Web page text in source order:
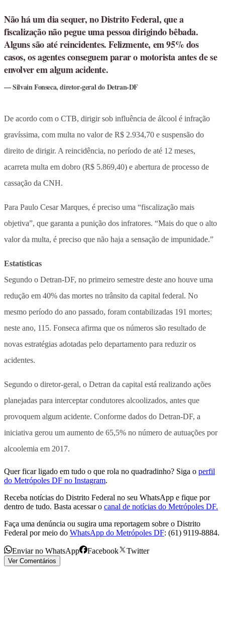
Não há um dia sequer, no Distrito Federal, que a
fiscalização não pegue uma pessoa dirigindo bêbada.
Alguns são até reincidentes. Felizmente, em 95% dos
casos, os agentes conseguem parar o motorista antes de se
envolver em algum acidente.
Silvain Fonseca, diretor-geral do Detran-DF
De acordo com o CTB, dirigir sob influência de álcool é infração
gravíssima, com multa no valor de R$ 2.934,70 e suspensão do
direito de dirigir. A reincidência, no período de até 12 meses,
acarreta multa em dobro (R$ 5.869,40) e abertura de processo de
cassação da CNH.
Para Paulo Cesar Marques, é preciso uma “fiscalização mais
objetiva”, que garanta a punição dos infratores. “Mais do que o alto
valor da multa, é preciso que não haja a sensação de impunidade.”
Estatísticas
Segundo o Detran-DF, no primeiro semestre deste ano houve uma
redução em 40% das mortes no trânsito da capital federal. No
mesmo período do ano passado, foram contabilizadas 191 mortes;
neste ano, 115. Fonseca afirma que os números são resultado de
novas estratégias adotadas pelo departamento para reduzir os
acidentes.
Segundo o diretor-geral, o Detran da capital está realizando ações
planejadas para interceptar condutores alcoolizados, antes que
provoquem algum acidente. Conforme dados do Detran-DF, a
iniciativa gerou um aumento de 65,5% no número de autuações por
alcoolemia em 2017.
Quer ficar ligado em tudo o que rola no quadradinho? Siga o perfil
do Metrópoles DF no Instagram.
Receba notícias do Distrito Federal no seu WhatsApp e fique por
dentro de tudo. Basta acessar o canal de notícias do Metrópoles DF.
Faça uma denúncia ou sugira uma reportagem sobre o Distrito
Federal por meio do WhatsApp do Metrópoles DF: (61) 9119-8884.
Enviar no WhatsApp Facebook Twitter
Ver Comentários